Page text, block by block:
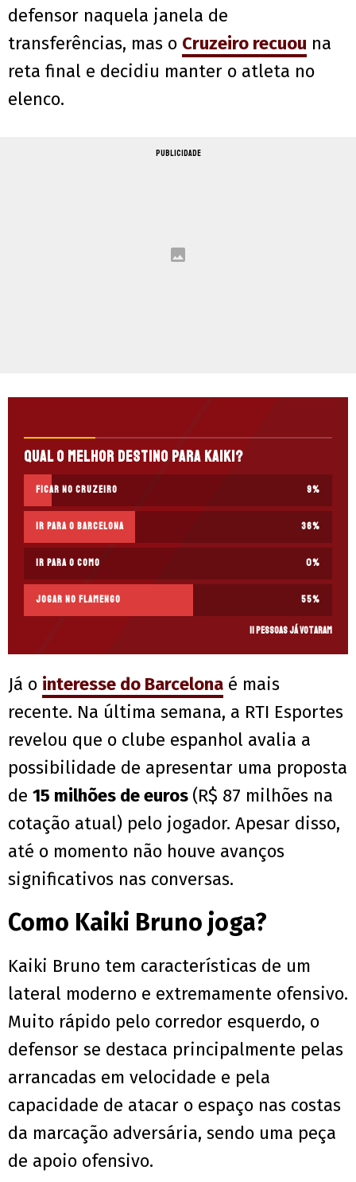
defensor naquela janela de
transferências, mas o Cruzeiro recuou na
reta final e decidiu manter o atleta no
elenco.
PUBLICIDADE
Qual o melhor destino para Kaiki?
Ficar no Cruzeiro 9%
Ir para o Barcelona 36%
Ir para o Como 0%
Jogar no Flamengo 55%
11 pessoas já votaram
Já o interesse do Barcelona é mais
recente. Na última semana, a RTI Esportes
revelou que o clube espanhol avalia a
possibilidade de apresentar uma proposta
de 15 milhões de euros (R$ 87 milhões na
cotação atual) pelo jogador. Apesar disso,
até o momento não houve avanços
significativos nas conversas.
Como Kaiki Bruno joga?
Kaiki Bruno tem características de um
lateral moderno e extremamente ofensivo.
Muito rápido pelo corredor esquerdo, o
defensor se destaca principalmente pelas
arrancadas em velocidade e pela
capacidade de atacar o espaço nas costas
da marcação adversária, sendo uma peça
de apoio ofensivo.